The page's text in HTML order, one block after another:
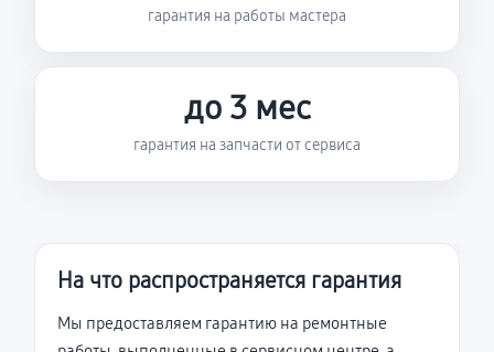
гарантия на работы мастера
до 3 мес
гарантия на запчасти от сервиса
На что распространяется гарантия
Мы предоставляем гарантию на ремонтные